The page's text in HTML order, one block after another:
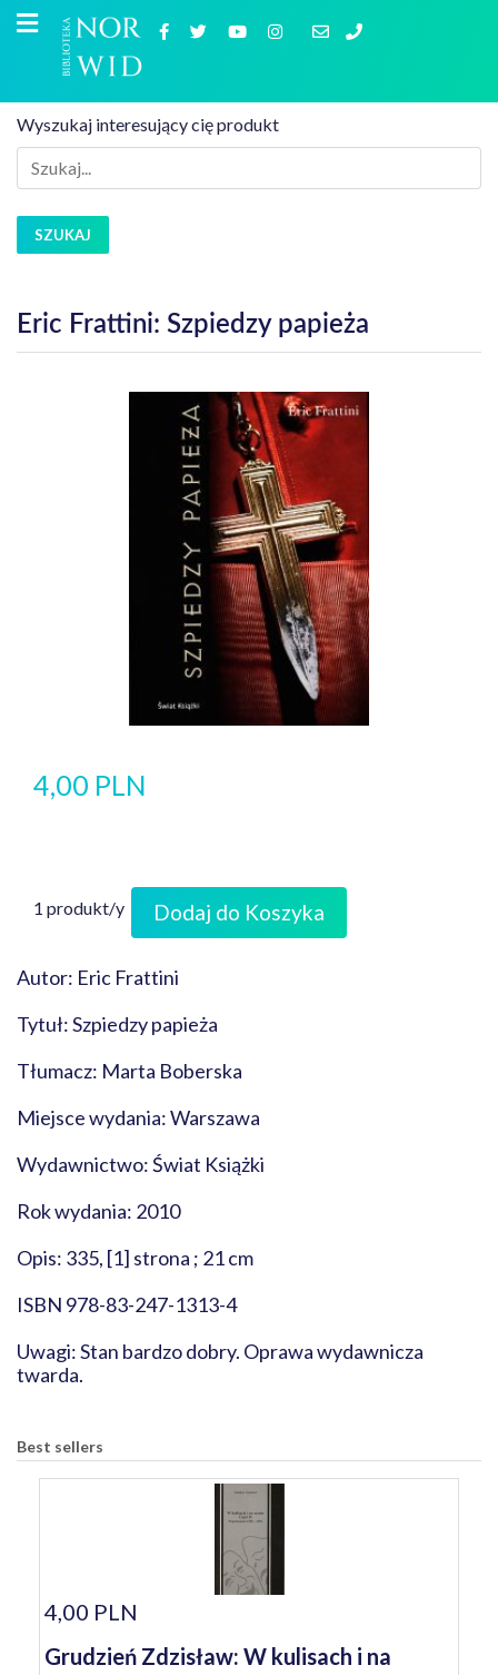
Wyszukaj interesujący cię produkt
SZUKAJ
Eric Frattini: Szpiedzy papieża
4,00 PLN
1 produkt/y Dodaj do Koszyka
Autor: Eric Frattini
Tytuł: Szpiedzy papieża
Tłumacz: Marta Boberska
Miejsce wydania: Warszawa
Wydawnictwo: Świat Książki
Rok wydania: 2010
Opis: 335, [1] strona ; 21 cm
ISBN 978-83-247-1313-4
Uwagi: Stan bardzo dobry. Oprawa wydawnicza
twarda.
Best sellers
4,00 PLN
Grudzień Zdzisław: W kulisach i na